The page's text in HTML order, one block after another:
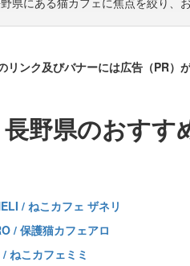
リンク及びバナーには広告（PR）
長野県のおすす
/ ねこカフェ ザネリ
/ 保護猫カフェアロ
ねこカフェミミ